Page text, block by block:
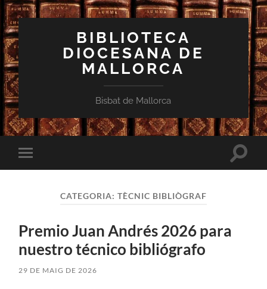
BIBLIOTECA
DIOCESANA DE
MALLORCA
Bisbat de Mallorca
Toggle
mobile
Toggle
CATEGORIA: TÈCNIC BIBLIÒGRAF
Premio Juan Andrés 2026 para
nuestro técnico bibliógrafo
29 DE MAIG DE 2026